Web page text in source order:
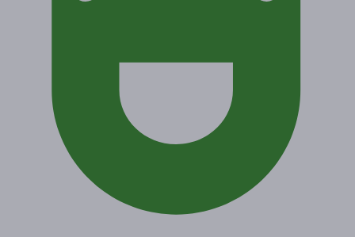
Начало действия
22 марта 2026 г.
Окончание действия
22 июня 2026 г.
Описание Вопросы
Срок действия купонов:с 23.03.2026 до 22.06.2026